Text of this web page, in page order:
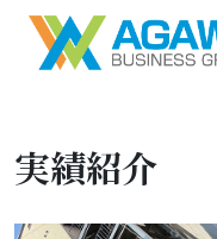
実績紹介